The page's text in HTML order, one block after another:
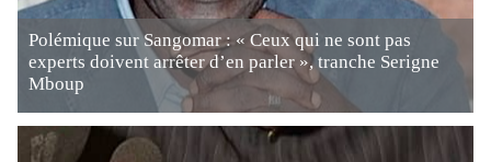
Polémique sur Sangomar : « Ceux qui ne sont pas
experts doivent arrêter d’en parler », tranche Serigne
Mboup